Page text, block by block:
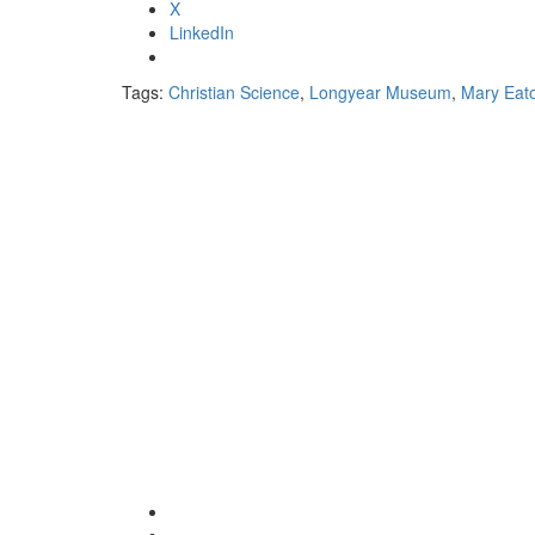
X
LinkedIn
Tags: Christian Science, Longyear Museum, Mary